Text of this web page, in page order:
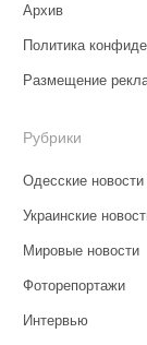
Архив
Политика
Размещение
Рубрики
Одесские новости
Украинские
Мировые новости
Фоторепортажи
Интервью